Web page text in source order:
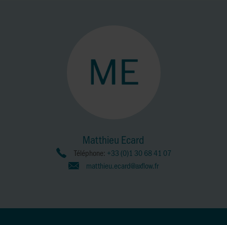
Matthieu Ecard
Téléphone: +33 (0)1 30 68 41 07
matthieu.ecard@axflow.fr